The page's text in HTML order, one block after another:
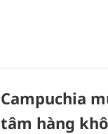
Campuchia
tâm hàng